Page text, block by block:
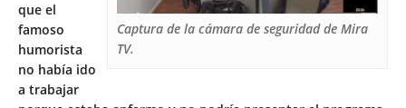
Captura de la cámara de seguridad de Mira
TV.
que el
famoso
humorista
no había ido
a trabajar